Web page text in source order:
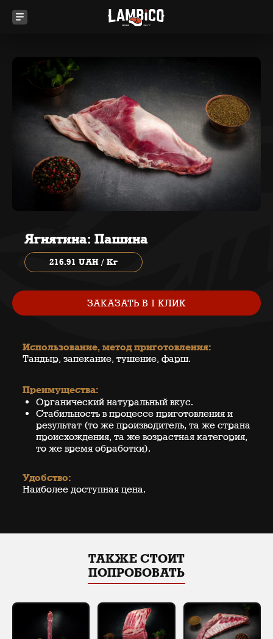
Ягнятина: Пашина
216.91 UAH / Кг
ЗАКАЗАТЬ В 1 КЛИК
Использование, метод приготовления:
Тандыр, запекание, тушение, фарш.
Преимущества:
Органический натуральный вкус.
Стабильность в процессе приготовления и
результат (то же производитель, та же страна
происхождения, та же возрастная категория,
то же время обработки).
Удобство:
Наиболее доступная цена.
ТАКЖЕ СТОИТ
ПОПРОБОВАТЬ